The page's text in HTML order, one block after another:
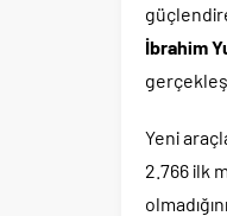
İbrahim
Yeni
2.766 ilk